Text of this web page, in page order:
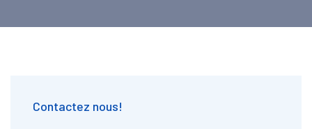
Contactez nous!